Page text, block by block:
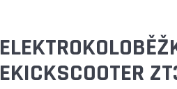
EKICKSCOOTER